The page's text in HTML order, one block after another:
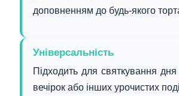
доповненням до будь-якого
Універсальність
Підходить для святкування
вечірок або інших урочистих